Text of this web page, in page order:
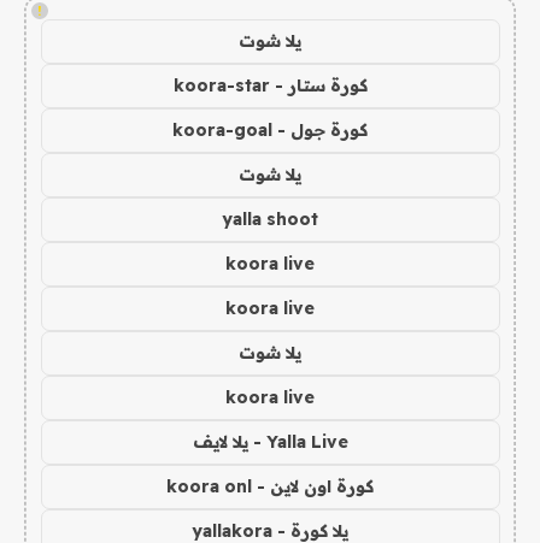
!
يلا شوت
كورة ستار - koora-star
كورة جول - koora-goal
يلا شوت
yalla shoot
koora live
koora live
يلا شوت
koora live
Yalla Live - يلا لايف
كورة اون لاين - koora onl
يلا كورة - yallakora